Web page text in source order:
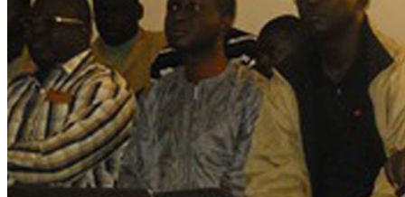
travailleurs
de
la
SONABEL
outillés.